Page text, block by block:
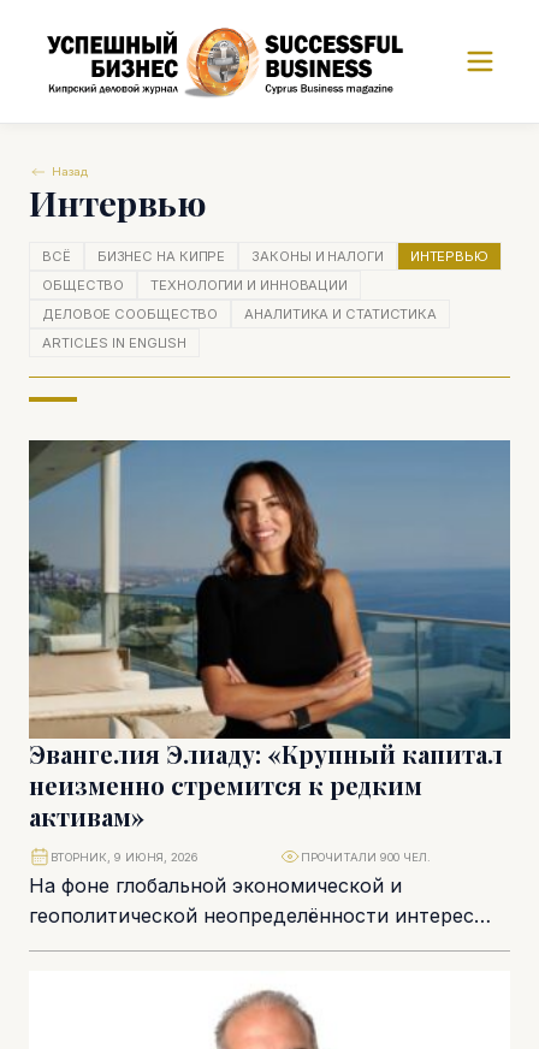
Назад
Интервью
ВСЁ БИЗНЕС НА КИПРЕ ЗАКОНЫ И НАЛОГИ
ИНТЕРВЬЮ
ОБЩЕСТВО
ТЕХНОЛОГИИ И ИННОВАЦИИ
ДЕЛОВОЕ СООБЩЕСТВО
АНАЛИТИКА И СТАТИСТИКА
ARTICLES IN ENGLISH
Эвангелия Элиаду: «Крупный капитал
неизменно стремится к редким
активам»
На фоне глобальной экономической и
геополитической неопределённости интерес
состоятельных инвесторов всё чаще смещается
редким материальным...
ВТОРНИК, 9 ИЮНЯ, 2026 ПРОЧИТАЛИ 900 ЧЕЛ.